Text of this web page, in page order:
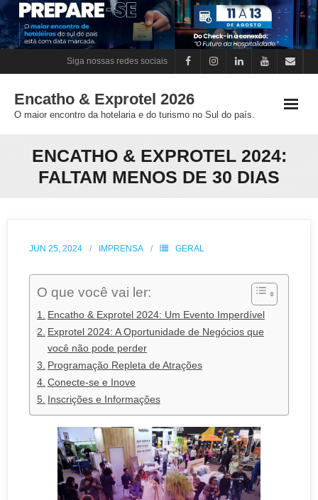
Skip
to
content
Siga nossas redes sociais
Encatho & Exprotel 2026
O maior encontro da hotelaria e do turismo no Sul do país.
ENCATHO & EXPROTEL 2024:
FALTAM MENOS DE 30 DIAS
JUN 25, 2024 IMPRENSA GERAL
O que você vai ler:
Encatho & Exprotel 2024: Um Evento Imperdível
Exprotel 2024: A Oportunidade de Negócios que
você não pode perder
Programação Repleta de Atrações
Conecte-se e Inove
Inscrições e Informações